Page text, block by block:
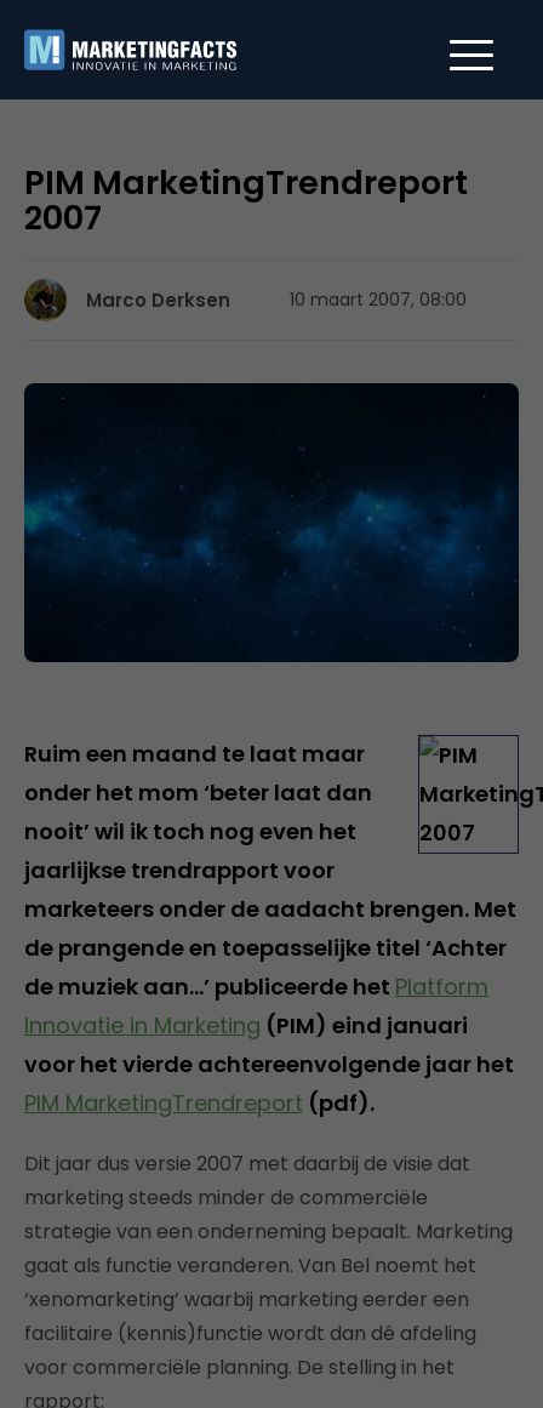
PIM MarketingTrendreport
2007
Marco Derksen 10 maart 2007, 08:00
Ruim een maand te laat maar
onder het mom ‘beter laat dan
nooit’ wil ik toch nog even het
jaarlijkse trendrapport voor
marketeers onder de aadacht brengen. Met
de prangende en toepasselijke titel ‘Achter
de muziek aan…’ publiceerde het Platform
Innovatie in Marketing (PIM) eind januari
voor het vierde achtereenvolgende jaar het
PIM MarketingTrendreport (pdf).
Dit jaar dus versie 2007 met daarbij de visie dat
marketing steeds minder de commerciële
strategie van een onderneming bepaalt. Marketing
gaat als functie veranderen. Van Bel noemt het
‘xenomarketing’ waarbij marketing eerder een
facilitaire (kennis)functie wordt dan dé afdeling
voor commerciële planning. De stelling in het
rapport: